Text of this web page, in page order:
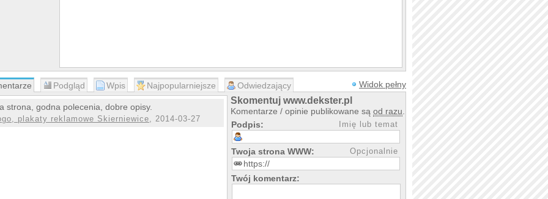
Podgląd Wpis Najpopularniejsze Odwiedzający Widok pełny
strona, godna polecenia, dobre opisy.
plakaty reklamowe Skierniewice, 2014-03-27
Skomentuj www.dekster.pl
Komentarze / opinie publikowane są od razu
Podpis:
Imię lub temat
Twoja strona WWW: Opcjonalnie
Twój komentarz: